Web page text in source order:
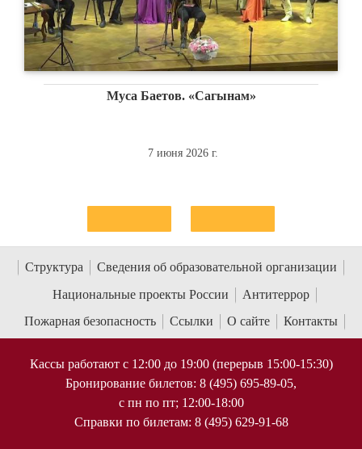
Муса Баетов. «Сагынам»
7 июня 2026 г.
Структура
Сведения об образовательной организации
Национальные проекты России
Антитеррор
Пожарная безопасность
Ссылки О сайте Контакты
Кассы работают с 12:00 до 19:00 (перерыв 15:00-15:30)
Бронирование билетов: 8 (495) 695-89-05,
с пн по пт; 12:00-18:00
Справки по билетам: 8 (495) 629-91-68